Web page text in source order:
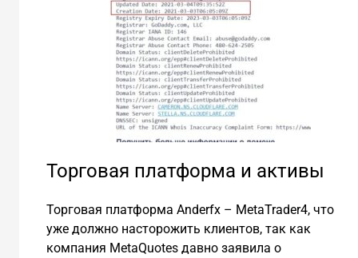
Торговая платформа и активы
Торговая платформа Аnderfx – MetaTrader4, что
уже должно насторожить клиентов, так как
компания MetaQuotes давно заявила о